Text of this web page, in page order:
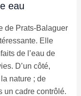
eau
de Prats-Balaguer
Elle
de l’eau de
D’un côté,
la nature ; de
un cadre contrôlé.